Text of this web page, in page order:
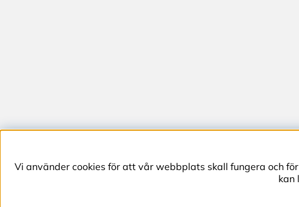
Vi använder cookies för att vår webbplats skall fungera och
kan